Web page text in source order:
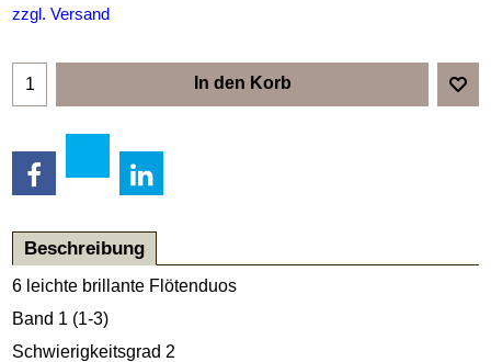
zzgl. Versand
In den Korb
Beschreibung
6 leichte brillante Flötenduos
Band 1 (1-3)
Schwierigkeitsgrad 2